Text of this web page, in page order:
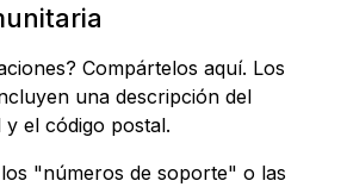
Compártelos aquí. Los
una descripción del
el código postal.
"números de soporte" o las